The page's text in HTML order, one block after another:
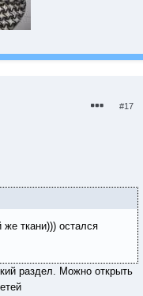
#17
же ткани))) остался
раздел. Можно открыть